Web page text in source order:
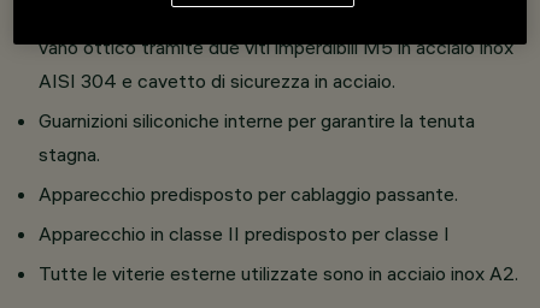
calcico temprato, spessore 5 mm; cornice solidale al
vano ottico tramite due viti imperdibili M5 in acciaio inox
AISI 304 e cavetto di sicurezza in acciaio.
Guarnizioni siliconiche interne per garantire la tenuta
stagna.
Apparecchio predisposto per cablaggio passante.
Apparecchio in classe II predisposto per classe I
Tutte le viterie esterne utilizzate sono in acciaio inox A2.